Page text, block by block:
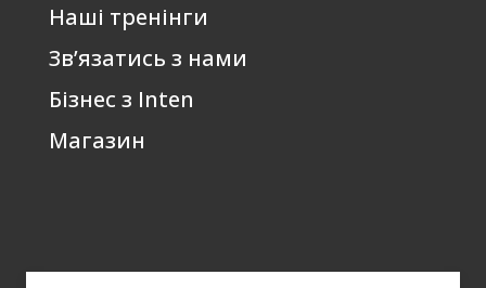
Наші тренінги
Зв’язатись з нами
Бізнес з Inten
Магазин